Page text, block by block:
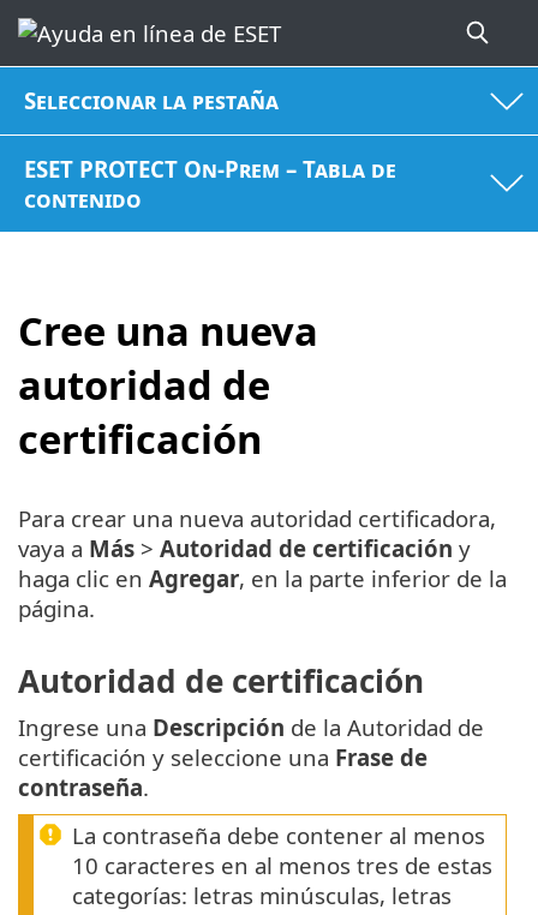
Seleccionar la pestaña
ESET PROTECT On-Prem – Tabla de
contenido
Cree una nueva
autoridad de
certificación
Para crear una nueva autoridad certificadora,
vaya a Más > Autoridad de certificación y
haga clic en Agregar, en la parte inferior de la
página.
Autoridad de certificación
Ingrese una Descripción de la Autoridad de
certificación y seleccione una Frase de
contraseña.
La contraseña debe contener al menos
10 caracteres en al menos tres de estas
categorías: letras minúsculas, letras